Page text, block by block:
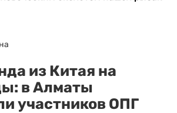
из Китая на
в Алматы
участников ОПГ